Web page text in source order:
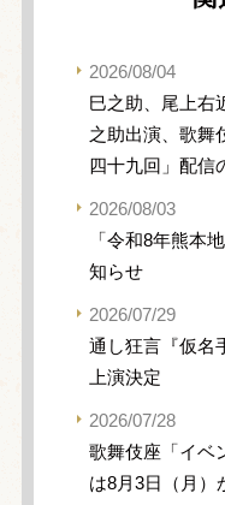
2026/08/04
巳之助、尾上右
之助出演、歌舞
四十九回」配信
2026/08/03
「令和8年熊本
知らせ
2026/07/29
通し狂言『仮名
上演決定
2026/07/28
歌舞伎座「イベ
は8月3日（月）